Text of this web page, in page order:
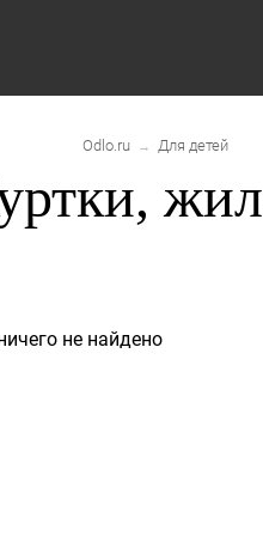
Odlo.ru → Для детей
не найдено